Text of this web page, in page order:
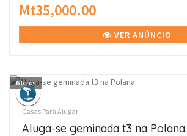
Mt35,000.00
VER ANÚNCIO
6fotos
Casas Para Alugar
Aluga-se geminada t3 na Polana.